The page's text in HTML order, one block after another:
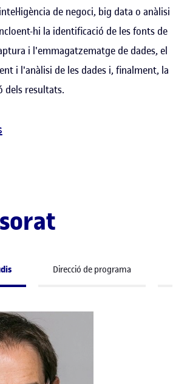
de negoci, big data o anàlisi
hi la identificació de les fonts de
i l'emmagatzematge de dades, el
i l'anàlisi de les dades i, finalment, la
dels resultats.
Direcció de programa